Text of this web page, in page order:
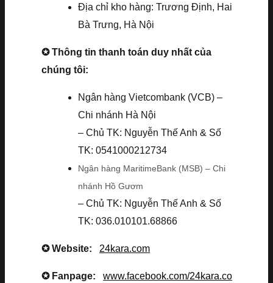
Địa chỉ kho hàng: Trương Định, Hai
Bà Trưng, Hà Nội
✪ Thông tin thanh toán duy nhất của
chúng tôi:
Ngân hàng Vietcombank (VCB) –
Chi nhánh Hà Nội
– Chủ TK: Nguyễn Thế Anh & Số
TK: 0541000212734
Ngân hàng MaritimeBank (MSB) – Chi
nhánh Hồ Gươm
– Chủ TK: Nguyễn Thế Anh & Số
TK: 036.010101.68866
✪ Website: 24kara.com
✪ Fanpage: www.facebook.com/24kara.co